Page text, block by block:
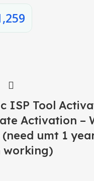
ISP Tool
Activation –
umt 1